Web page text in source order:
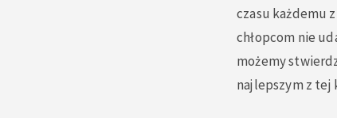
czasu każdemu
chłopcom nie
możemy
najlepszym z tej